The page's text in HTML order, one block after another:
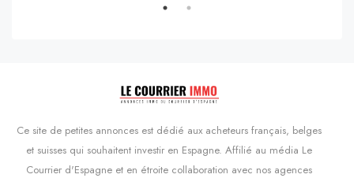
Ce site de petites annonces est dédié aux acheteurs français, belges
et suisses qui souhaitent investir en Espagne. Affilié au média Le
Courrier d'Espagne et en étroite collaboration avec nos agences